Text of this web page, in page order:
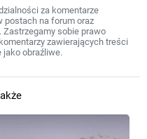
za komentarze
postach na forum oraz
sobie prawo
zawierających treści
jako obraźliwe.